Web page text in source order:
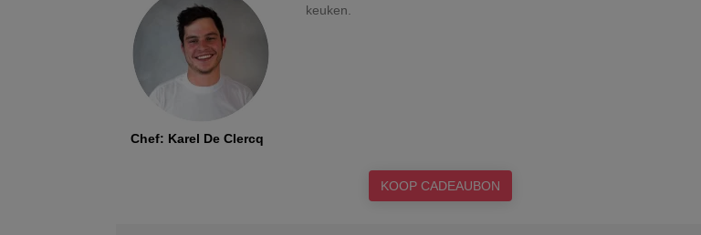
Chef: Karel De Clercq
keuken.
KOOP CADEAUBON